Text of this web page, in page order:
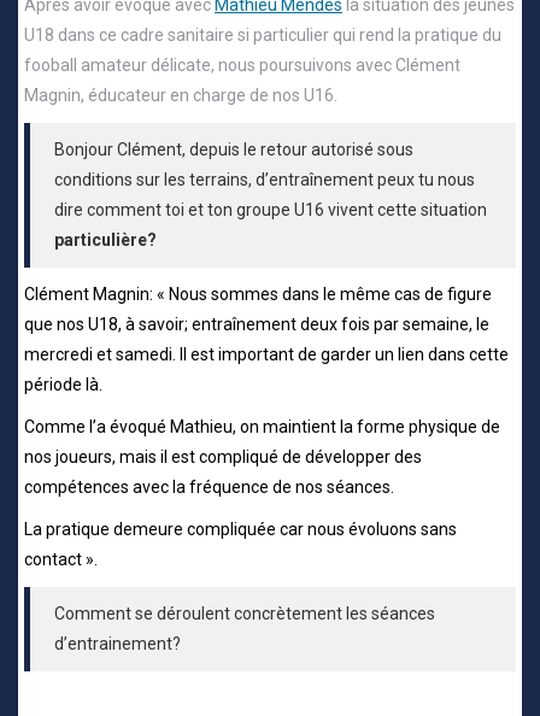
Après avoir évoqué avec Mathieu Mendes la situation des jeunes
U18 dans ce cadre sanitaire si particulier qui rend la pratique du
fooball amateur délicate, nous poursuivons avec Clément
Magnin, éducateur en charge de nos U16.
Bonjour Clément, depuis le retour autorisé sous
conditions sur les terrains, d’entraînement peux tu nous
dire comment toi et ton groupe U16 vivent cette situation
particulière?
Clément Magnin: « Nous sommes dans le même cas de figure
que nos U18, à savoir; entraînement deux fois par semaine, le
mercredi et samedi. Il est important de garder un lien dans cette
période là.
Comme l’a évoqué Mathieu, on maintient la forme physique de
nos joueurs, mais il est compliqué de développer des
compétences avec la fréquence de nos séances.
La pratique demeure compliquée car nous évoluons sans
contact ».
Comment se déroulent concrètement les séances
d’entrainement?